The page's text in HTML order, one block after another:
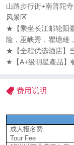
山路步行街+南普陀
风景区
★【乘坐长江邮轮阳
险，巫峡秀，瞿塘雄
★【全程优选酒店】
★【A+级明星產品】
费用说明
成人报名费
Tour Fee